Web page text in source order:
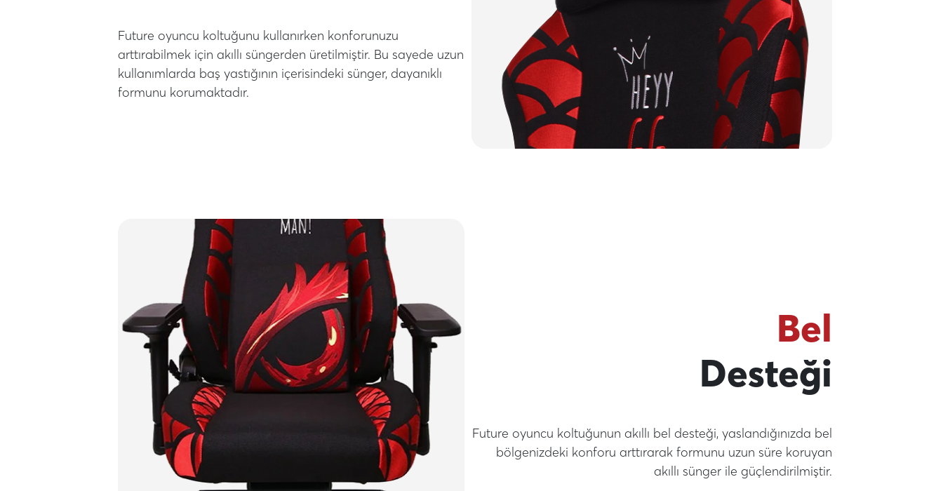
Future oyuncu koltuğunu kullanırken konforunuzu
arttırabilmek için akıllı süngerden üretilmiştir. Bu sayede uzun
kullanımlarda baş yastığının içerisindeki sünger, dayanıklı
formunu korumaktadır.
Bel
Desteği
Future oyuncu koltuğunun akıllı bel desteği, yaslandığınızda bel
bölgenizdeki konforu arttırarak formunu uzun süre koruyan
akıllı sünger ile güçlendirilmiştir.